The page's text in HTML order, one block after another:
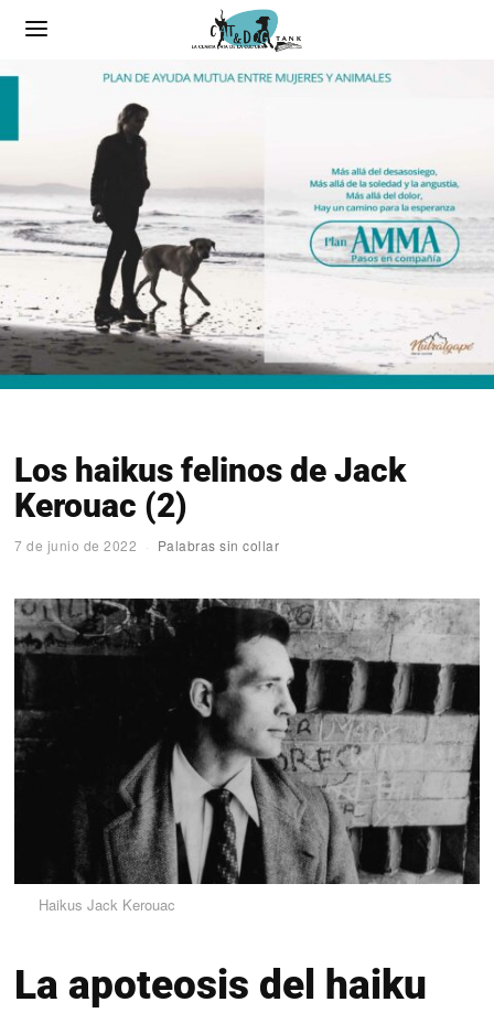
Los haikus felinos de Jack
Kerouac (2)
7 de junio de 2022 Palabras sin collar
Haikus Jack Kerouac
La apoteosis del haiku